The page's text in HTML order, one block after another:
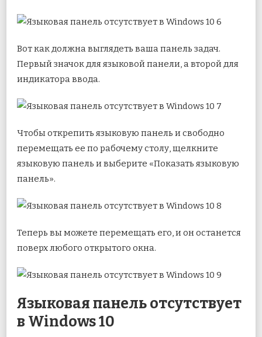
Вот как должна выглядеть ваша панель задач.
Первый значок для языковой панели, а второй для
индикатора ввода.
Чтобы открепить языковую панель и свободно
перемещать ее по рабочему столу, щелкните
языковую панель и выберите «Показать языковую
панель».
Теперь вы можете перемещать его, и он останется
поверх любого открытого окна.
Языковая панель отсутствует
в Windows 10